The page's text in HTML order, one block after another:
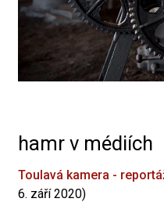
hamr v médiích
Toulavá kamera -
6. září 2020)